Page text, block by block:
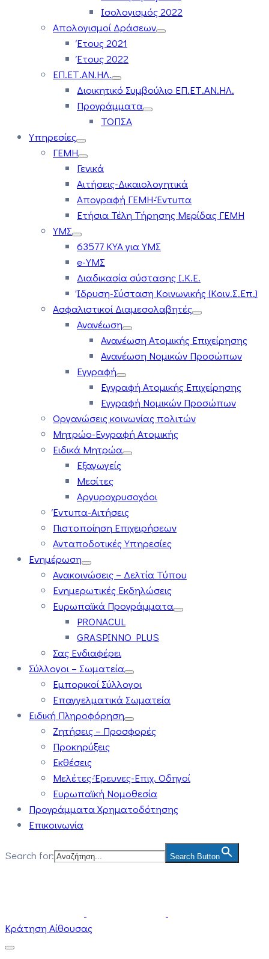
Ισολογισμός 2022
Απολογισμοί Δράσεων
Έτους 2021
Έτους 2022
ΕΠ.ΕΤ.ΑΝ.ΗΛ.
Διοικητικό Συμβούλιο ΕΠ.ΕΤ.ΑΝ.ΗΛ.
Προγράμματα
ΤΟΠΣΑ
Υπηρεσίες
ΓΕΜΗ
Γενικά
Αιτήσεις-Δικαιολογητικά
Απογραφή ΓΕΜΗ-Έντυπα
Ετήσια Τέλη Τήρησης Μερίδας ΓΕΜΗ
ΥΜΣ
63577 ΚΥΑ για ΥΜΣ
e-ΥΜΣ
Διαδικασία σύστασης Ι.Κ.Ε.
Ίδρυση-Σύσταση Κοινωνικής (Κοιν.Σ.Επ.)
Ασφαλιστικοί Διαμεσολαβητές
Ανανέωση
Ανανέωση Ατομικής Επιχείρησης
Ανανέωση Νομικών Προσώπων
Εγγραφή
Εγγραφή Ατομικής Επιχείρησης
Εγγραφή Νομικών Προσώπων
Οργανώσεις κοινωνίας πολιτών
Μητρώο-Εγγραφή Ατομικής
Ειδικά Μητρώα
Εξαγωγείς
Μεσίτες
Αργυροχρυσοχόοι
Έντυπα-Αιτήσεις
Πιστοποίηση Επιχειρήσεων
Ανταποδοτικές Υπηρεσίες
Ενημέρωση
Ανακοινώσεις – Δελτία Τύπου
Ενημερωτικές Εκδηλώσεις
Ευρωπαϊκά Προγράμματα
PRONACUL
GRASPINNO PLUS
Σας Ενδιαφέρει
Σύλλογοι – Σωματεία
Εμπορικοί Σύλλογοι
Επαγγελματικά Σωματεία
Ειδική Πληροφόρηση
Ζητήσεις – Προσφορές
Προκηρύξεις
Εκθέσεις
Μελέτες-Έρευνες-Επιχ. Οδηγοί
Ευρωπαϊκή Νομοθεσία
Προγράμματα Χρηματοδότησης
Επικοινωνία
Search for: Search Button
Κράτηση Αίθουσας